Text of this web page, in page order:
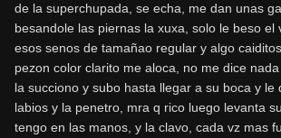
de la superchupada, se echa, me dan unas
besandole las piernas la xuxa, solo le beso el
esos senos de tamañao regular y algo
pezon color clarito me aloca, no me dice
la succiono y subo hasta llegar a su boca y le
labios y la penetro, mra q rico luego levanta
tengo en las manos, y la clavo, cada vz mas